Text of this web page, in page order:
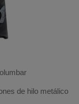
de hilo metálico